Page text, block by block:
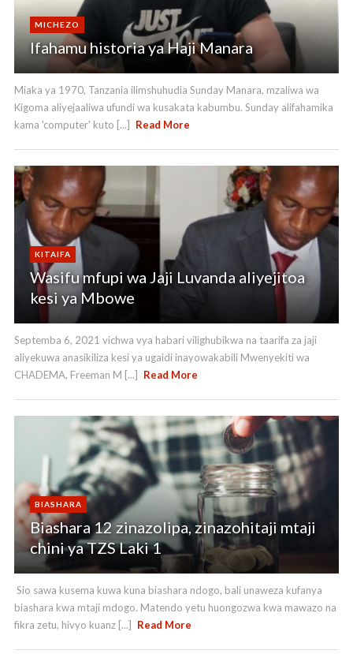
MICHEZO
Ifahamu historia ya Haji Manara
Miaka ya 1970, Tanzania ilimshuhudia Sunday Manara, mzaliwa wa
Kigoma aliyejaaliwa ufundi wa kusakata kabumbu. Sunday alifahamika
kama 'computer' kuto [...]
Read More
KITAIFA
Wasifu mfupi wa Jaji Luvanda aliyejitoa
kesi ya Mbowe
Septemba 6, 2021 vichwa vya habari vilighubikwa na taarifa za jaji
aliyekuwa anasikiliza kesi ya ugaidi inayowakabili Mwenyekiti wa
CHADEMA, Freeman M [...]
Read More
BIASHARA
Biashara 12 zinazolipa, zinazohitaji mtaji
chini ya TZS Laki 1
Sio sawa kusema kuwa kuna biashara ndogo, bali unaweza kufanya
biashara kwa mtaji mdogo. Matendo yetu huongozwa kwa mawazo na
fikra zetu, hivyo kuanz [...]
Read More